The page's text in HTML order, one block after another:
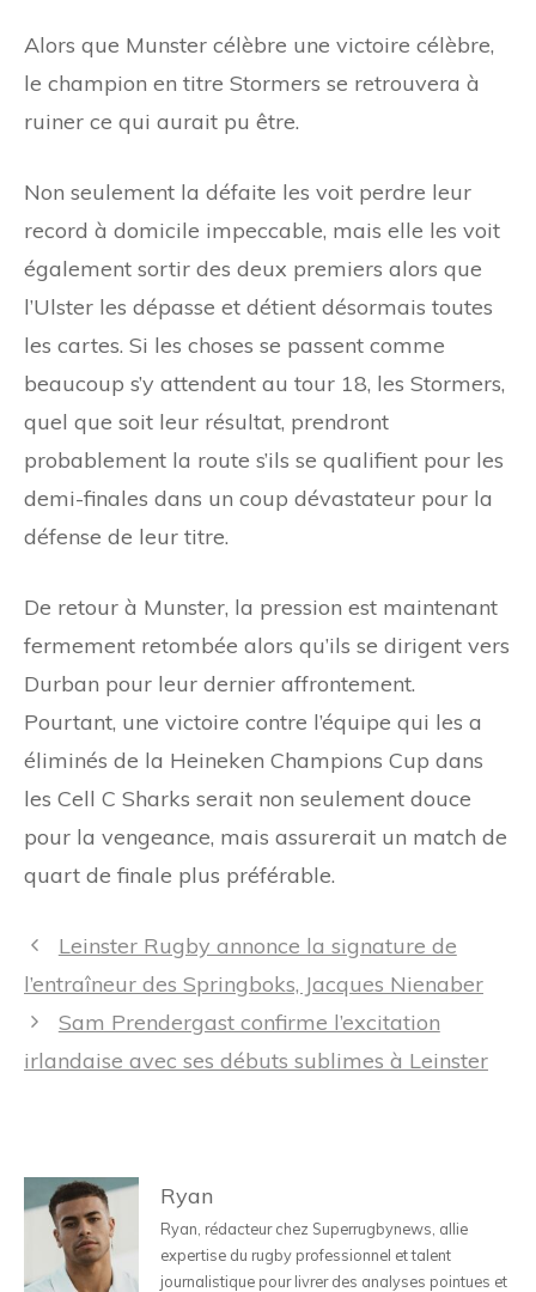
Alors que Munster célèbre une victoire célèbre,
le champion en titre Stormers se retrouvera à
ruiner ce qui aurait pu être.
Non seulement la défaite les voit perdre leur
record à domicile impeccable, mais elle les voit
également sortir des deux premiers alors que
l’Ulster les dépasse et détient désormais toutes
les cartes. Si les choses se passent comme
beaucoup s’y attendent au tour 18, les Stormers,
quel que soit leur résultat, prendront
probablement la route s’ils se qualifient pour les
demi-finales dans un coup dévastateur pour la
défense de leur titre.
De retour à Munster, la pression est maintenant
fermement retombée alors qu’ils se dirigent vers
Durban pour leur dernier affrontement.
Pourtant, une victoire contre l’équipe qui les a
éliminés de la Heineken Champions Cup dans
les Cell C Sharks serait non seulement douce
pour la vengeance, mais assurerait un match de
quart de finale plus préférable.
Navigation
des
Leinster Rugby annonce la signature de
l’entraîneur des Springboks, Jacques Nienaber
Sam Prendergast confirme l’excitation
irlandaise avec ses débuts sublimes à Leinster
Ryan
Ryan, rédacteur chez Superrugbynews, allie
expertise du rugby professionnel et talent
journalistique pour livrer des analyses pointues et